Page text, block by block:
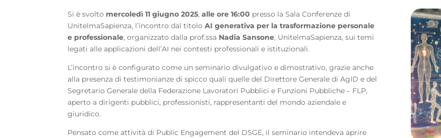
Si è svolto mercoledì 11 giugno 2025,alle ore 16:00 presso la Sala Conferenze di
UnitelmaSapienza, l’incontro dal titoloAI generativa per la trasformazione personale
e professionale, organizzato dalla prof.ssa Nadia Sansone, UnitelmaSapienza, sui temi
legati alle applicazioni dell’AI nei contesti professionali e istituzionali.
L’incontro si è configurato come un seminario divulgativo e dimostrativo, grazie anche
alla presenza di testimonianze di spicco quali quelle del Direttore Generale di AgID e del
Segretario Generale della Federazione Lavoratori Pubblici e Funzioni Pubbliche – FLP,
aperto a dirigenti pubblici, professionisti, rappresentanti del mondo aziendale e
giuridico.
Pensato come attività di Public Engagement del DSGE, il seminario intendeva aprire